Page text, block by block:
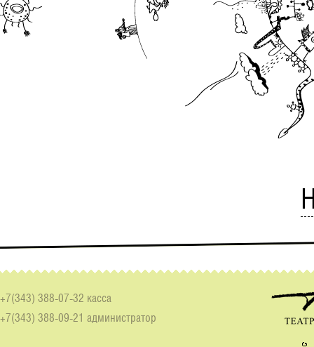
+7(343) 388-07-32 касса
+7(343) 388-09-21 администратор